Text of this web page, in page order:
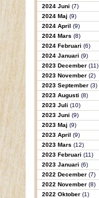
2024 Juni (7)
2024 Maj (9)
2024 April (9)
2024 Mars (8)
2024 Februari (6)
2024 Januari (9)
2023 December (11)
2023 November (2)
2023 September (3)
2023 Augusti (8)
2023 Juli (10)
2023 Juni (9)
2023 Maj (9)
2023 April (9)
2023 Mars (12)
2023 Februari (11)
2023 Januari (6)
2022 December (7)
2022 November (8)
2022 Oktober (1)